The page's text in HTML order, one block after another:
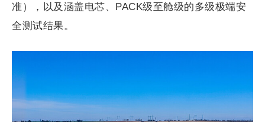
准），以及涵盖电芯、PACK级至舱级的多级极端安
全测试结果。